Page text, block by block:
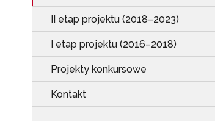
II etap projektu (2018–2023)
I etap projektu (2016–2018)
Projekty konkursowe
Kontakt